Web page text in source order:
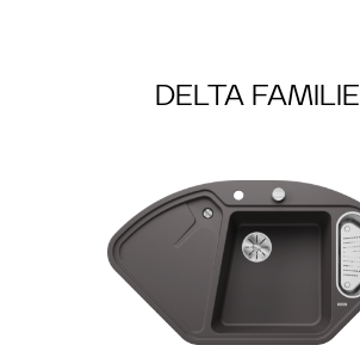
DELTA FAMILIE